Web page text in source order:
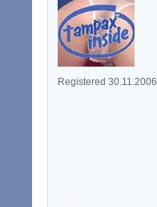
Registered 30.11.2006